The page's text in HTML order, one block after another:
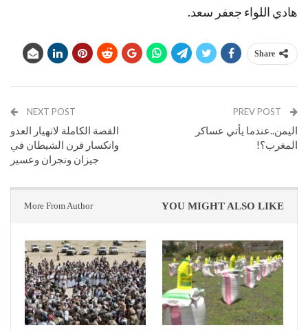
هادي اللواء جعفر سعد.
Share
اليمن..عندما يأتي عساكر
المغرب؟!
NEXT POST
القصة الكاملة لانهيار العدو
وانكسار قرن الشيطان في
جيزان ونجران وعسير
YOU MIGHT ALSO LIKE
More From Author